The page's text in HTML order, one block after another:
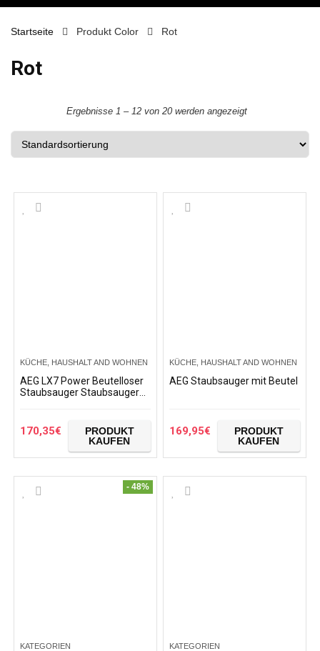
Startseite Produkt Color Rot
Rot
Ergebnisse 1 – 12 von 20 werden angezeigt
KÜCHE, HAUSHALT AND WOHNEN
AEG LX7 Power Beutelloser
Staubsauger Staubsauger
170,35€
PRODUKT
KAUFEN
KÜCHE, HAUSHALT AND WOHNEN
AEG Staubsauger mit Beutel
169,95€
PRODUKT
KAUFEN
- 48%
KATEGORIEN KATEGORIEN